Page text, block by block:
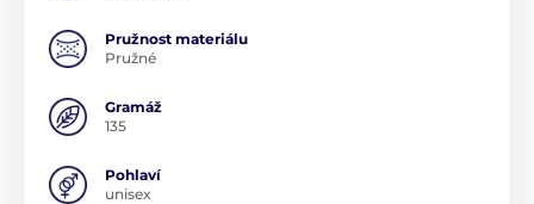
Pružnost materiálu
Pružné
Gramáž
135
Pohlaví
unisex